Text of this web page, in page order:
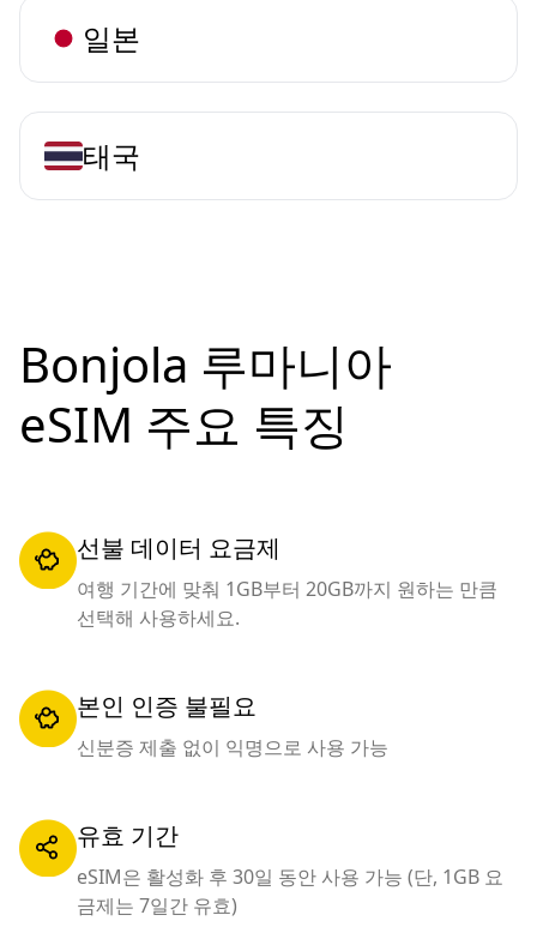
일본
태국
Bonjola 루마니아
eSIM 주요 특징
선불 데이터 요금제
여행 기간에 맞춰 1GB부터 20GB까지 원하는 만큼
선택해 사용하세요.
본인 인증 불필요
신분증 제출 없이 익명으로 사용 가능
유효 기간
eSIM은 활성화 후 30일 동안 사용 가능 (단, 1GB 요
금제는 7일간 유효)